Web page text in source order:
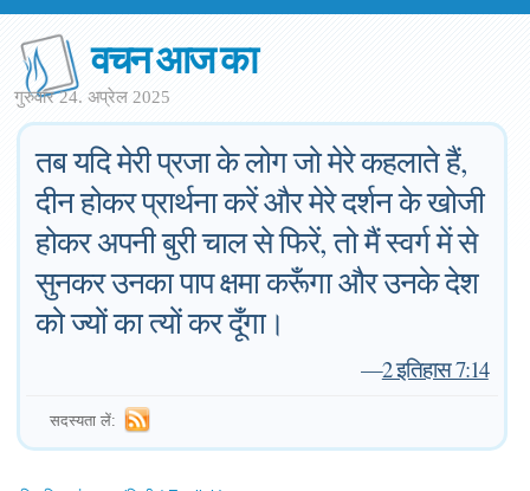
वचन आज का
गुरुवार 24. अप्रेल 2025
तब यदि मेरी प्रजा के लोग जो मेरे कहलाते हैं,
दीन होकर प्रार्थना करें और मेरे दर्शन के खोजी
होकर अपनी बुरी चाल से फिरें, तो मैं स्वर्ग में से
सुनकर उनका पाप क्षमा करूँगा और उनके देश
को ज्यों का त्यों कर दूँगा।
—2 इतिहास 7:14
सदस्यता लें: